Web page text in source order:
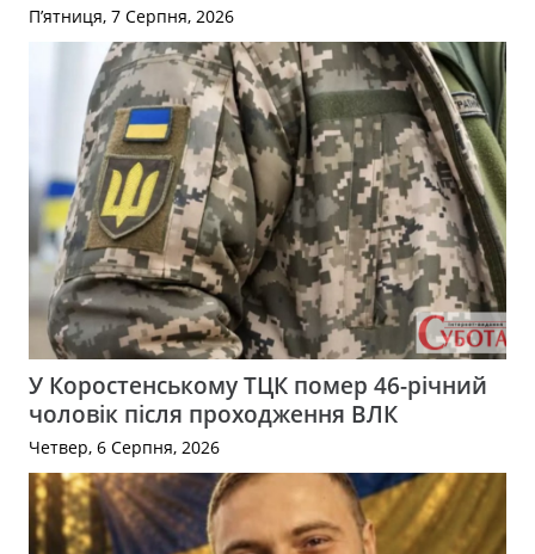
П’ятниця, 7 Серпня, 2026
У Коростенському ТЦК помер 46-річний
чоловік після проходження ВЛК
Четвер, 6 Серпня, 2026